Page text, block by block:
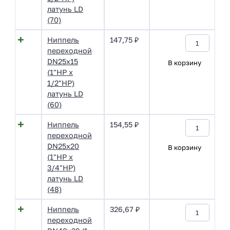
латунь LD
(70)
Ниппель
переходной
DN25х15
(1"НР х
1/2"НР)
латунь LD
(60)
147,75 ₽
В корзину
Ниппель
переходной
DN25х20
(1"НР х
3/4"НР)
латунь LD
(48)
154,55 ₽
В корзину
Ниппель
переходной
326,67 ₽